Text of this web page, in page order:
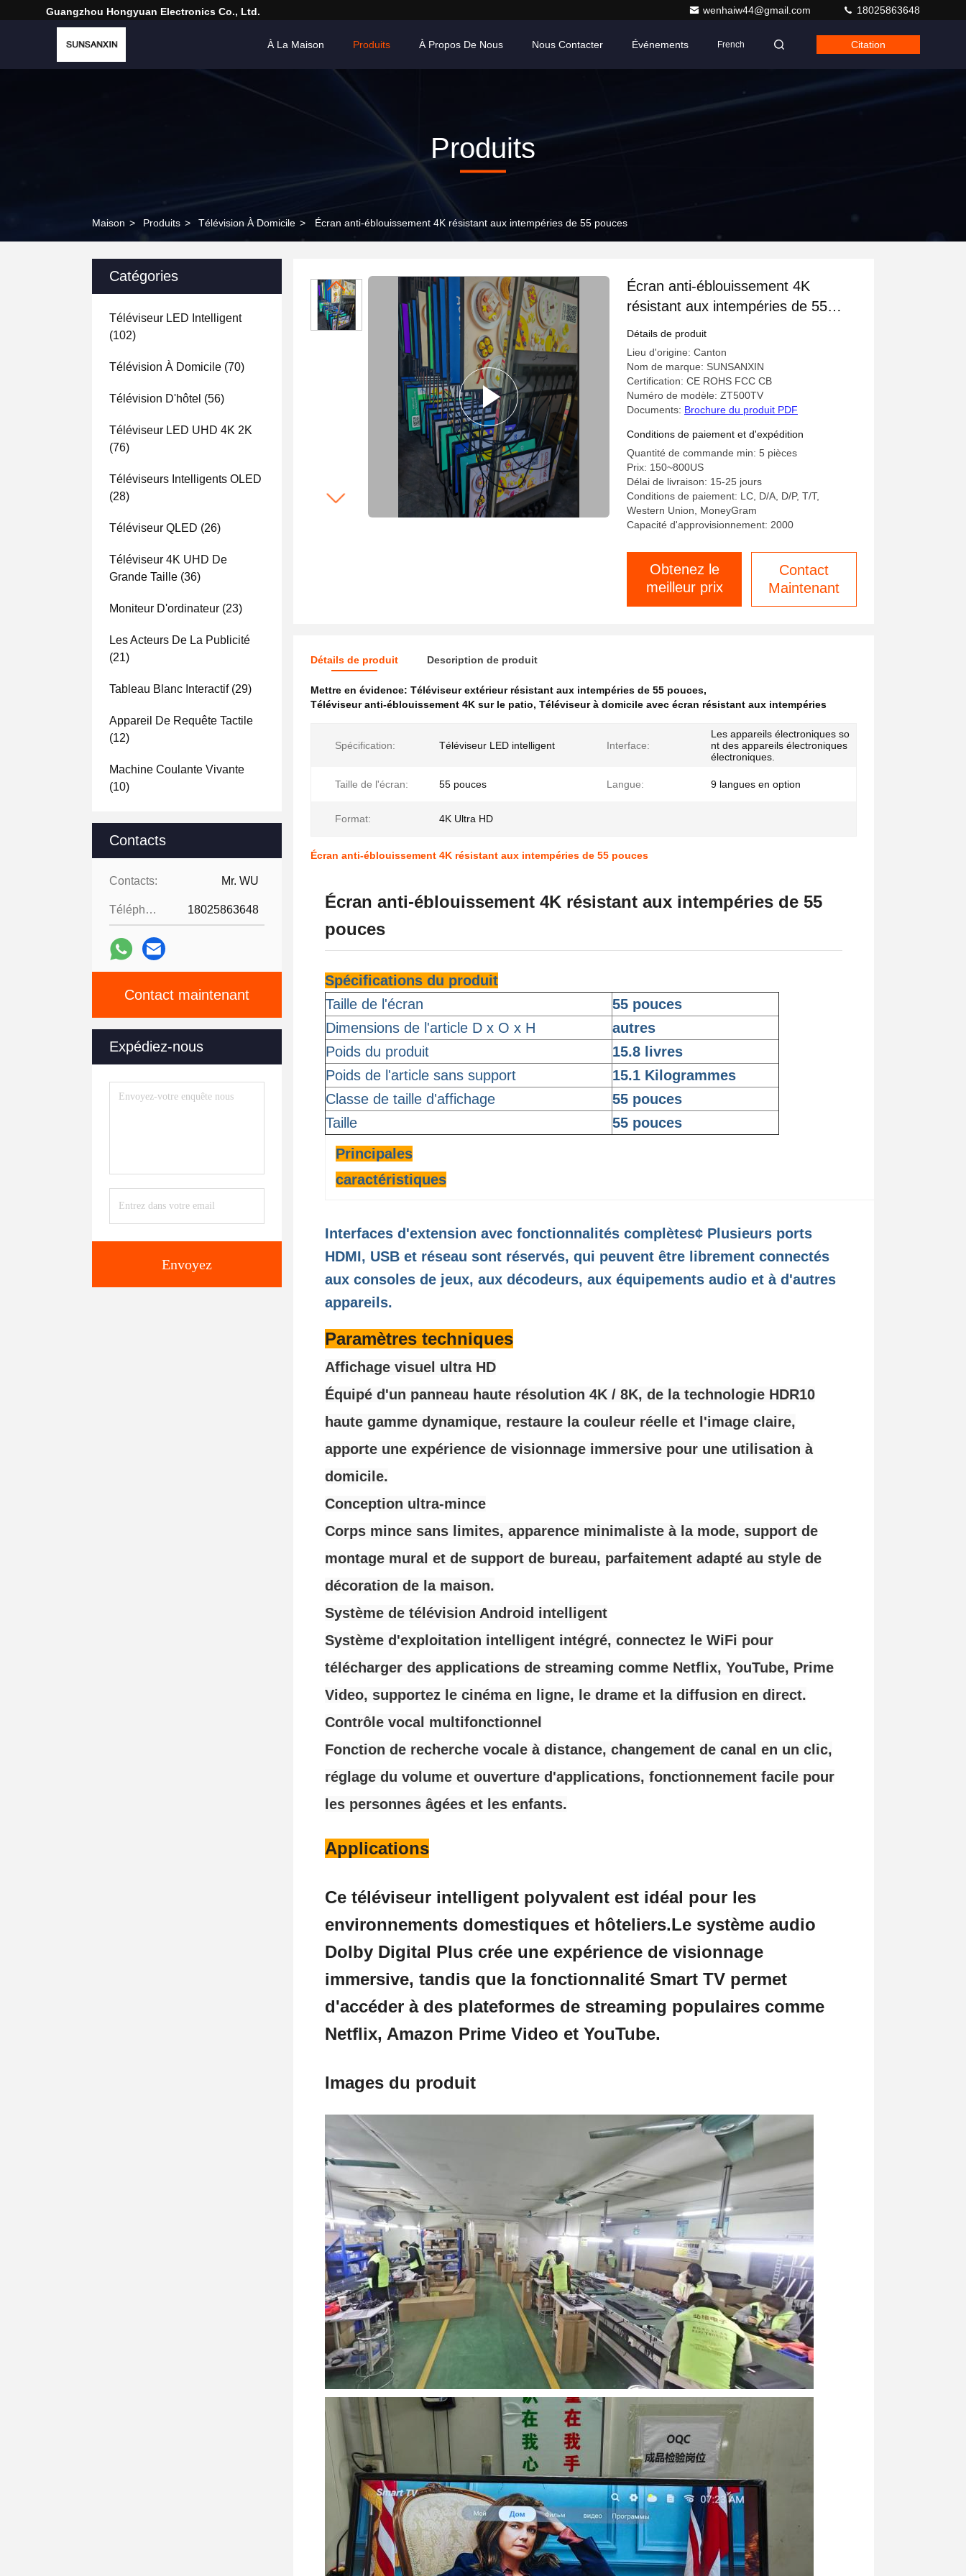
Guangzhou Hongyuan Electronics Co., Ltd. wenhaiw44@gmail.com 18025863648
À La Maison Produits À Propos De Nous Nous Contacter Événements French Citation
Produits
Maison > Produits > Télévision À Domicile > Écran anti-éblouissement 4K résistant aux intempéries de 55 pouces
Catégories
Téléviseur LED Intelligent
(102)
Télévision À Domicile (70)
Télévision D'hôtel (56)
Téléviseur LED UHD 4K 2K
(76)
Téléviseurs Intelligents OLED
(28)
Téléviseur QLED (26)
Téléviseur 4K UHD De
Grande Taille (36)
Moniteur D'ordinateur (23)
Les Acteurs De La Publicité
(21)
Tableau Blanc Interactif(29)
Appareil De Requête Tactile
(12)
Machine Coulante Vivante
(10)
Contacts
Contacts: Mr. WU
Téléphone: 18025863648
Contact maintenant
Expédiez-nous
Envoyez
Écran anti-éblouissement 4K
résistant aux intempéries de 55
pouces
Détails de produit
Lieu d'origine: Canton
Nom de marque: SUNSANXIN
Certification: CE ROHS FCC CB
Numéro de modèle: ZT500TV
Documents: Brochure du produit PDF
Conditions de paiement et d'expédition
Quantité de commande min: 5 pièces
Prix: 150~800US
Délai de livraison: 15-25 jours
Conditions de paiement: LC, D/A, D/P, T/T,
Western Union, MoneyGram
Capacité d'approvisionnement: 2000
Obtenez le
meilleur prix
Contact
Maintenant
Détails de produit Description de produit
Mettre en évidence: Téléviseur extérieur résistant aux intempéries de 55 pouces,
Téléviseur anti-éblouissement 4K sur le patio, Téléviseur à domicile avec écran résistant aux intempéries
Spécification: Téléviseur LED intelligent Interface:
Les appareils électroniques so
nt des appareils électroniques
électroniques.
Taille de l'écran: 55 pouces Langue: 9 langues en option
Format: 4K Ultra HD
Écran anti-éblouissement 4K résistant aux intempéries de 55 pouces
Écran anti-éblouissement 4K résistant aux intempéries de 55
pouces
Spécifications du produit
Taille de l'écran
55 pouces
Dimensions de l'article D x O x H
autres
Poids du produit
15.8 livres
Poids de l'article sans support
15.1 Kilogrammes
Classe de taille d'affichage
55 pouces
Taille
55 pouces
Principales
caractéristiques
Interfaces d'extension avec fonctionnalités complètes¢ Plusieurs ports
HDMI, USB et réseau sont réservés, qui peuvent être librement connectés
aux consoles de jeux, aux décodeurs, aux équipements audio et à d'autres
appareils.
Paramètres techniques
Affichage visuel ultra HD
Équipé d'un panneau haute résolution 4K / 8K, de la technologie HDR10
haute gamme dynamique, restaure la couleur réelle et l'image claire,
apporte une expérience de visionnage immersive pour une utilisation à
domicile.
Conception ultra-mince
Corps mince sans limites, apparence minimaliste à la mode, support de
montage mural et de support de bureau, parfaitement adapté au style de
décoration de la maison.
Système de télévision Android intelligent
Système d'exploitation intelligent intégré, connectez le WiFi pour
télécharger des applications de streaming comme Netflix, YouTube, Prime
Video, supportez le cinéma en ligne, le drame et la diffusion en direct.
Contrôle vocal multifonctionnel
Fonction de recherche vocale à distance, changement de canal en un clic,
réglage du volume et ouverture d'applications, fonctionnement facile pour
les personnes âgées et les enfants.
Applications
Ce téléviseur intelligent polyvalent est idéal pour les
environnements domestiques et hôteliers.Le système audio
Dolby Digital Plus crée une expérience de visionnage
immersive, tandis que la fonctionnalité Smart TV permet
d'accéder à des plateformes de streaming populaires comme
Netflix, Amazon Prime Video et YouTube.
Images du produit